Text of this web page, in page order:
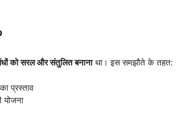
को सरल और संतुलित बनानाथा। इस समझौते के तहत:
प्रस्ताव
योजना